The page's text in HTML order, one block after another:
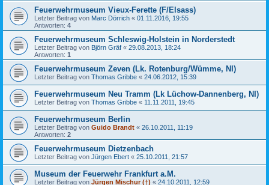
Feuerwehrmuseum Vieux-Ferette (F/Elsass)
Letzter Beitrag von Marc Dörrich « 01.11.2016, 19:55
Antworten: 4
Feuerwehrmuseum Schleswig-Holstein in Norderstedt
Letzter Beitrag von Björn Gräf « 29.08.2013, 18:24
Antworten: 1
Feuerwehrmuseum Zeven (Lk. Rotenburg/Wümme, NI)
Letzter Beitrag von Thomas Gribbe « 24.06.2012, 15:39
Feuerwehrmuseum Neu Tramm (Lk Lüchow-Dannenberg, NI)
Letzter Beitrag von Thomas Gribbe « 11.11.2011, 19:45
Feuerwehrmuseum Berlin
Letzter Beitrag von Guido Brandt « 26.10.2011, 11:19
Antworten: 2
Feuerwehrmuseum Dietzenbach
Letzter Beitrag von Jürgen Ebert « 25.10.2011, 21:57
Museum der Feuerwehr Frankfurt a.M.
Letzter Beitrag von Jürgen Mischur (†) « 24.10.2011, 12:59